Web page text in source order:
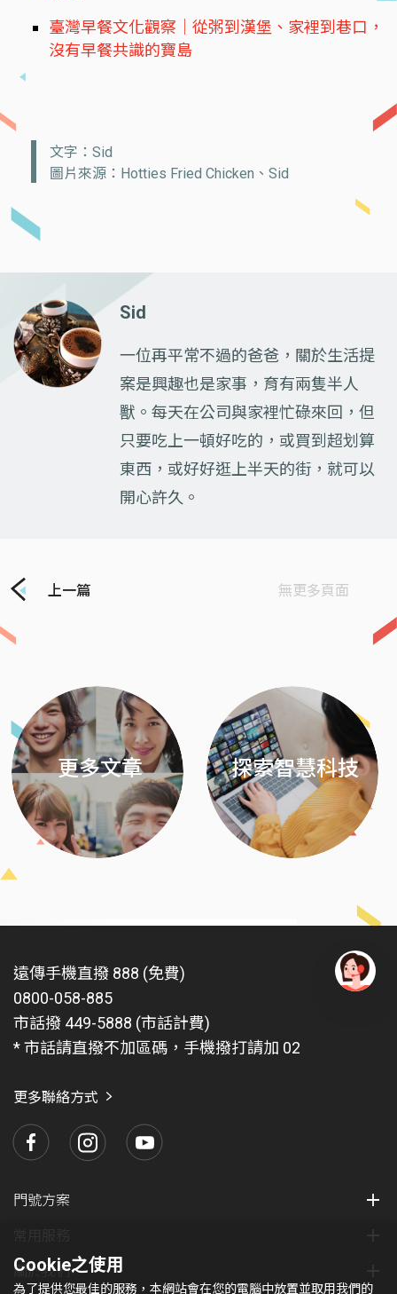
臺灣早餐文化觀察｜從粥到漢堡、家裡到巷口，
沒有早餐共識的寶島
文字：Sid
圖片來源：Hotties Fried Chicken、Sid
Sid
一位再平常不過的爸爸，關於生活提
案是興趣也是家事，育有兩隻半人
獸。每天在公司與家裡忙碌來回，但
只要吃上一頓好吃的，或買到超划算
東西，或好好逛上半天的街，就可以
開心許久。
上一篇 無更多頁面
更多文章 探索智慧科技
Next
遠傳手機直撥 888 (免費)
0800-058-885
市話撥 449-5888 (市話計費)
* 市話請直撥不加區碼，手機撥打請加 02
更多聯絡方式
門號方案
關於我們
Cookie之使用
為了提供您最佳的服務，本網站會在您的電腦中放置並取用我們的